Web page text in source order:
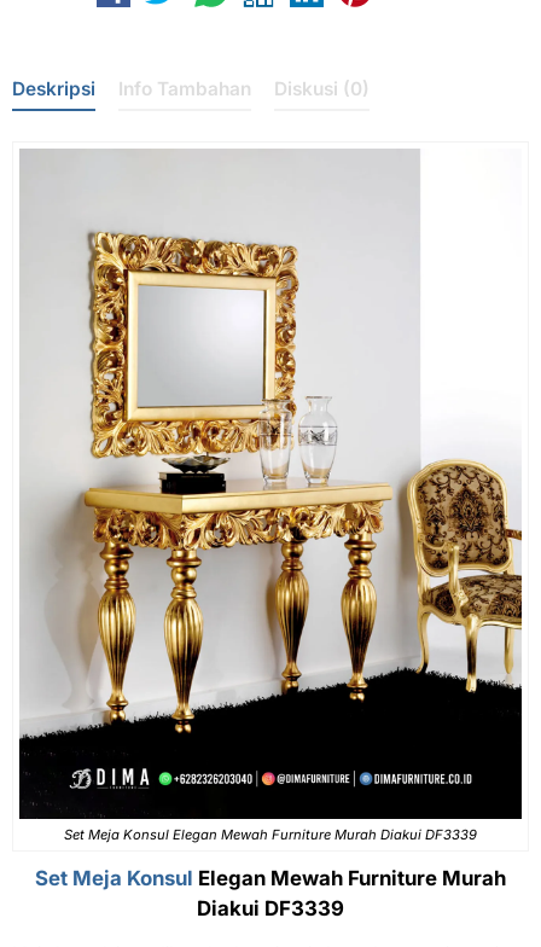
Deskripsi Info Tambahan Diskusi (0)
Set Meja Konsul Elegan Mewah Furniture Murah Diakui DF3339
Set Meja Konsul Elegan Mewah Furniture Murah
Diakui DF3339